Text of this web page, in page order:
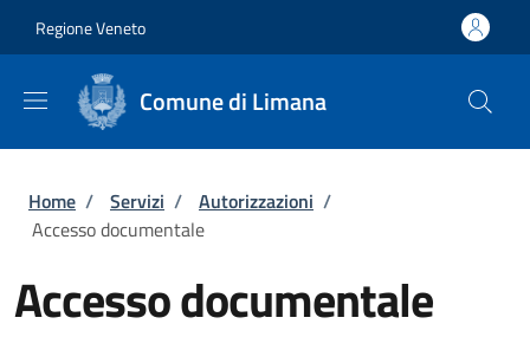
Regione Veneto
Comune di Limana
Briciole di pane
Home / Servizi / Autorizzazioni /
Accesso documentale
Accesso documentale